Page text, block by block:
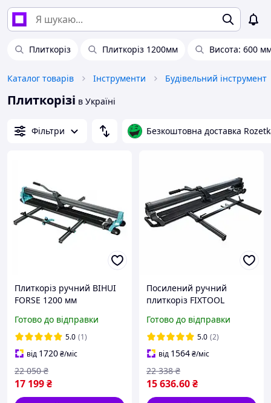
Плиткоріз Плиткоріз 1200мм Висота: 600
Каталог товарів Інструменти Будівельний інструмент
Плиткорізі в Україні
Фільтри Безкоштовна доставка
Плиткоріз ручний BIHUI
FORSE 1200 мм
посилений, геркулес.
Готово до відправки
5.0 (1)
від 1720₴/міс
17 199₴
22 050 ₴
Посилений ручний
плиткоріз FIXTOOL
шириною нижньої
платформи 20 см
Готово до відправки
5.0 (2)
від 1564₴/міс
15 636.60₴
22 338 ₴